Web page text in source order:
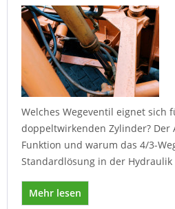
Welches Wegeventil eignet sich
doppeltwirkenden Zylinder? Der
Funktion und warum das 4/3-
Standardlösung in der Hydraulik
Mehr lesen